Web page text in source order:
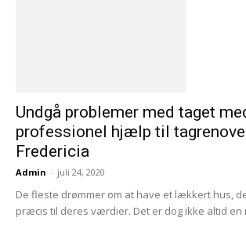
Undgå problemer med taget
professionel hjælp til
Fredericia
Admin - juli 24, 2020
De fleste drømmer om at have et lækkert hus,
præcis til deres værdier. Det er dog ikke altid en